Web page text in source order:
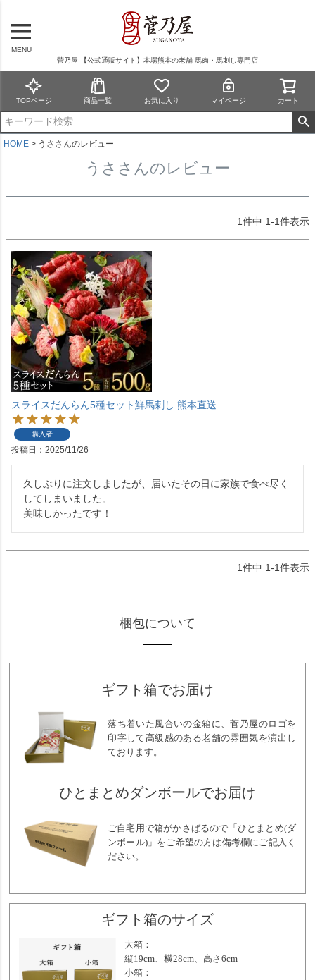
MENU
菅乃屋 【公式通販サイト】本場熊本の老舗 馬肉・馬刺し専門店
TOPページ 商品一覧 お気に入り マイページ カート
HOME うささんのレビュー
うささんのレビュー
1件中 1-1件表示
スライスだんらん5種セット鮮馬刺し 熊本直送
購入者
投稿日 2025/11/26
久しぶりに注文しましたが、届いたその日に家族で食べ尽く
してしまいました。
美味しかったです！
1件中 1-1件表示
梱包について
ギフト箱でお届け
落ち着いた風合いの金箱に、菅乃屋のロゴを
印字して高級感のある老舗の雰囲気を演出し
ております。
ひとまとめダンボールでお届け
ご自宅用で箱がかさばるので「ひとまとめ(ダ
ンボール)」をご希望の方は備考欄にご記入く
ださい。
ギフト箱のサイズ
大箱：
縦19cm、横28cm、高さ6cm
小箱：